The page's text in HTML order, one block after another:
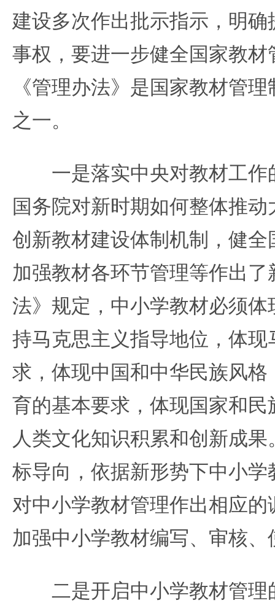
建设多次作出批示指示，明
事权，要进一步健全国家教
《管理办法》是国家教材管
之一。
一是落实中央对教材工作
国务院对新时期如何整体推
创新教材建设体制机制，健
加强教材各环节管理等作出
法》规定，中小学教材必须
持马克思主义指导地位，体
求，体现中国和中华民族风
育的基本要求，体现国家和
人类文化知识积累和创新成
标导向，依据新形势下中小
对中小学教材管理作出相应
加强中小学教材编写、审核
二是开启中小学教材管理